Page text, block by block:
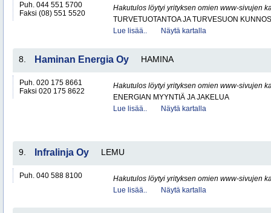
Puh. 044 551 5700
Faksi (08) 551 5520
Hakutulos löytyi yrityksen omien www-sivujen
TURVETUOTANTOA JA TURVESUON
Lue lisää..
Näytä kartalla
8. Haminan Energia Oy HAMINA
Puh. 020 175 8661
Faksi 020 175 8622
Hakutulos löytyi yrityksen omien www-sivujen
ENERGIAN MYYNTIÄ JA JAKELUA
Lue lisää..
Näytä kartalla
9. Infralinja Oy LEMU
Puh. 040 588 8100
Hakutulos löytyi yrityksen omien www-sivujen
Lue lisää..
Näytä kartalla